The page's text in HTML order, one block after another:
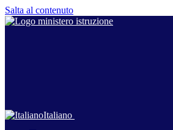
Salta al contenuto
Italiano